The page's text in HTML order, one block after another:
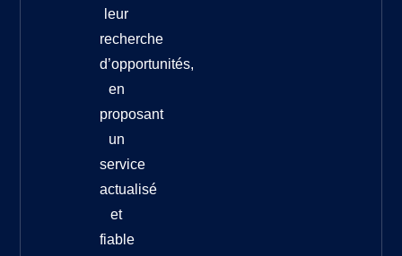
leur
recherche
d’opportunités,
en
proposant
un
service
actualisé
et
fiable